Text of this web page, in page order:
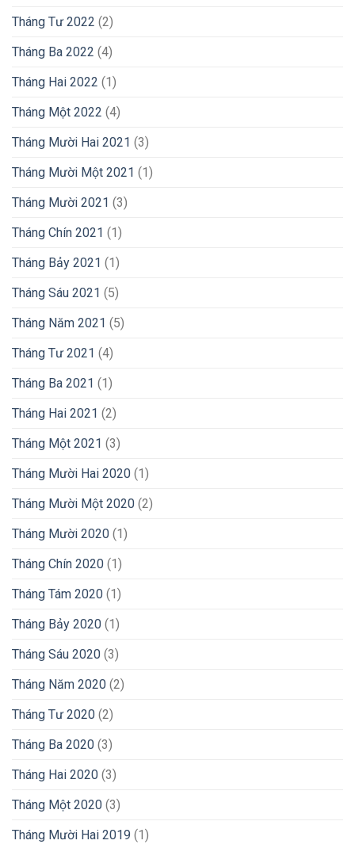
Tháng Tư 2022 (2)
Tháng Ba 2022 (4)
Tháng Hai 2022 (1)
Tháng Một 2022 (4)
Tháng Mười Hai 2021 (3)
Tháng Mười Một 2021 (1)
Tháng Mười 2021 (3)
Tháng Chín 2021 (1)
Tháng Bảy 2021 (1)
Tháng Sáu 2021 (5)
Tháng Năm 2021 (5)
Tháng Tư 2021 (4)
Tháng Ba 2021 (1)
Tháng Hai 2021 (2)
Tháng Một 2021 (3)
Tháng Mười Hai 2020 (1)
Tháng Mười Một 2020 (2)
Tháng Mười 2020 (1)
Tháng Chín 2020 (1)
Tháng Tám 2020 (1)
Tháng Bảy 2020 (1)
Tháng Sáu 2020 (3)
Tháng Năm 2020 (2)
Tháng Tư 2020 (2)
Tháng Ba 2020 (3)
Tháng Hai 2020 (3)
Tháng Một 2020 (3)
Tháng Mười Hai 2019 (1)